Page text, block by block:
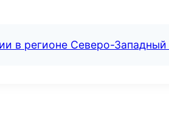
в регионе Северо-